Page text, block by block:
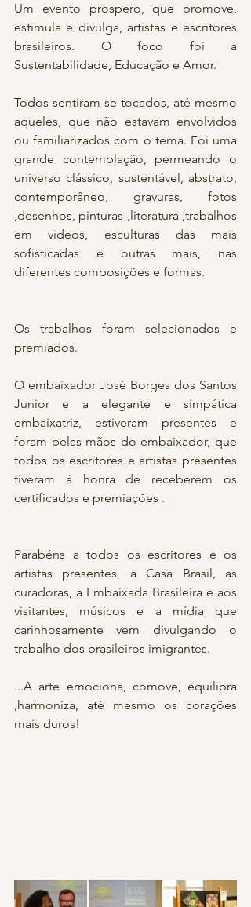
Um evento prospero, que promove,
estimula e divulga, artistas e escritores
brasileiros. O foco foi a
Sustentabilidade, Educação e Amor.
Todos sentiram-se tocados, até mesmo
aqueles, que não estavam envolvidos
ou familiarizados com o tema. Foi uma
grande contemplação, permeando o
universo clássico, sustentável, abstrato,
contemporâneo, gravuras, fotos
,desenhos, pinturas ,literatura ,trabalhos
em videos, esculturas das mais
sofisticadas e outras mais, nas
diferentes composições e formas.
Os trabalhos foram selecionados e
premiados.
O embaixador José Borges dos Santos
Junior e a elegante e simpática
embaixatriz, estiveram presentes e
foram pelas mãos do embaixador, que
todos os escritores e artistas presentes
tiveram à honra de receberem os
certificados e premiações .
Parabéns a todos os escritores e os
artistas presentes, a Casa Brasil, as
curadoras, a Embaixada Brasileira e aos
visitantes, músicos e a mídia que
carinhosamente vem divulgando o
trabalho dos brasileiros imigrantes.
...A arte emociona, comove, equilibra
,harmoniza, até mesmo os corações
mais duros!